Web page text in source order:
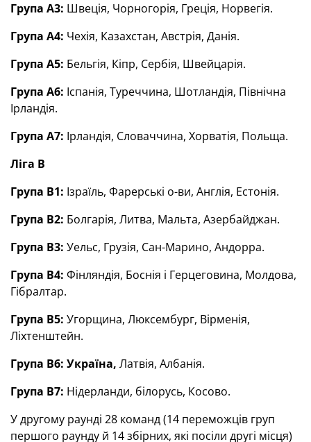
Група А3: Швеція, Чорногорія, Греція, Норвегія.
Група А4: Чехія, Казахстан, Австрія, Данія.
Група А5: Бельгія, Кіпр, Сербія, Швейцарія.
Група А6: Іспанія, Туреччина, Шотландія, Північна
Ірландія.
Група А7: Ірландія, Словаччина, Хорватія, Польща.
Ліга В
Група В1: Ізраїль, Фарерські о-ви, Англія, Естонія.
Група В2: Болгарія, Литва, Мальта, Азербайджан.
Група В3: Уельс, Грузія, Сан-Марино, Андорра.
Група В4: Фінляндія, Боснія і Герцеговина, Молдова,
Гібралтар.
Група В5: Угорщина, Люксембург, Вірменія,
Ліхтенштейн.
Група В6: Україна, Латвія, Албанія.
Група В7: Нідерланди, білорусь, Косово.
У другому раунді 28 команд (14 переможців груп
першого раунду й 14 збірних, які посіли другі місця)